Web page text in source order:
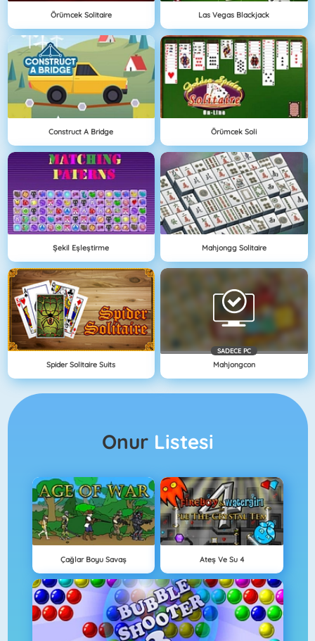
Örümcek Solitaire Las Vegas Blackjack
Construct A Bridge Örümcek Soli
Şekil Eşleştirme Mahjongg Solitaire
Spider Solitaire Suits
SADECE PC
Mahjongcon
Onur Listesi
Çağlar Boyu Savaş Ateş Ve Su 4